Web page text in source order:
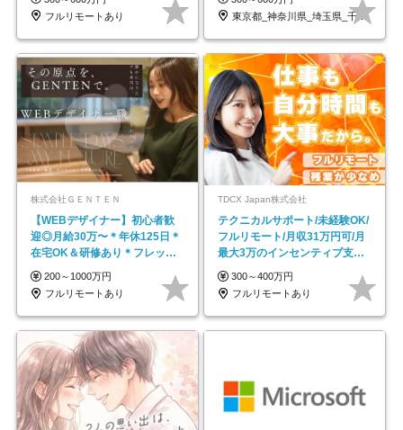
フルリモートあり
東京都_神奈川県_埼玉県_千葉県_大阪府…
株式会社ＧＥＮＴＥＮ
【WEBデザイナー】初⼼者歓
迎◎⽉給30万〜＊年休125⽇＊
在宅OK＆研修あり＊フレック
ス
200～1000万円
フルリモートあり
TDCX Japan株式会社
テクニカルサポート/未経験OK/
フルリモート/月収31万円可/月
最大3万のインセンティブ支給/
平均年齢33歳
300～400万円
フルリモートあり